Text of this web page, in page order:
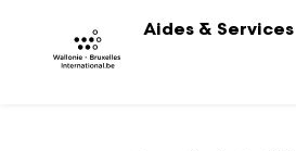
Aides & Services